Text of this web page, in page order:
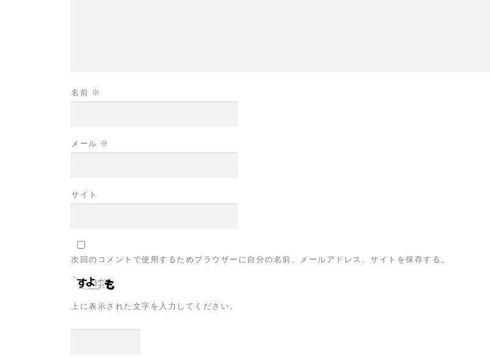
名前 ※
メール ※
サイト
次回のコメントで使用するためブラウザーに自分の名前、メールアドレス、サイトを保存する。
上に表示された文字を入力してください。